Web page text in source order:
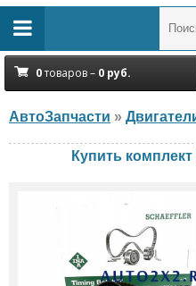
0товаров – 0 руб.
АвтоЗапчасти »
Купить